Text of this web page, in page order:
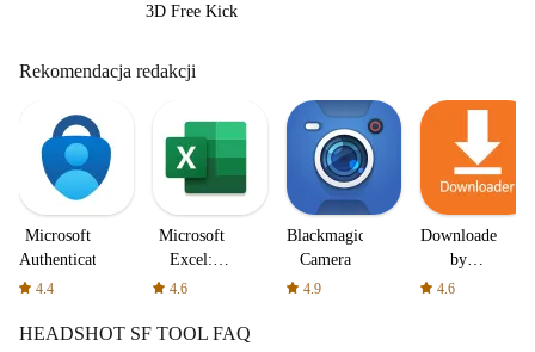
3D Free Kick
Rekomendacja redakcji
Microsoft
Authenticator
4.4
Microsoft
Excel:
Spreadsheets
4.6
Blackmagic
Camera
4.9
Downloader
by
AFTVnews
4.6
HEADSHOT SF TOOL FAQ